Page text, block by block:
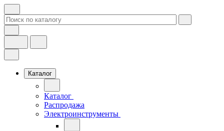
Каталог
Каталог
Распродажа
Электроинструменты